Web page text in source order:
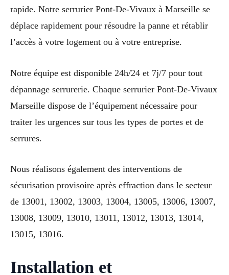
rapide. Notre serrurier Pont-De-Vivaux à Marseille se
déplace rapidement pour résoudre la panne et rétablir
l’accès à votre logement ou à votre entreprise.
Notre équipe est disponible 24h/24 et 7j/7 pour tout
dépannage serrurerie. Chaque serrurier Pont-De-Vivaux
Marseille dispose de l’équipement nécessaire pour
traiter les urgences sur tous les types de portes et de
serrures.
Nous réalisons également des interventions de
sécurisation provisoire après effraction dans le secteur
de 13001, 13002, 13003, 13004, 13005, 13006, 13007,
13008, 13009, 13010, 13011, 13012, 13013, 13014,
13015, 13016.
Installation et